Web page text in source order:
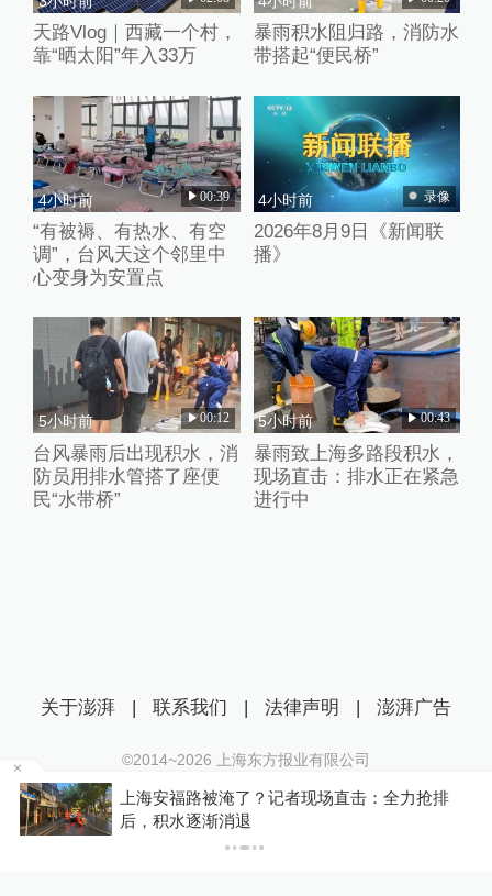
天路Vlog｜西藏一个村，
靠“晒太阳”年入33万
暴雨积水阻归路，消防水
带搭起“便民桥”
4小时前 00:39
“有被褥、有热水、有空
调”，台风天这个邻里中
心变身为安置点
4小时前 录像
2026年8月9日《新闻联
播》
5小时前 00:12
台风暴雨后出现积水，消
防员用排水管搭了座便
民“水带桥”
5小时前 00:43
暴雨致上海多路段积水，
现场直击：排水正在紧急
进行中
上海安福路被淹了？记者现场直击：全力抢排
后，积水逐渐消退
关于澎湃 | 联系我们 | 法律声明 | 澎湃广告
©2014~2026 上海东方报业有限公司
沪ICP证：沪B2-20170116 | 沪ICP备14003370号
互联网新闻信息服务许可证：31120170006
沪公网安备 31010602000299号